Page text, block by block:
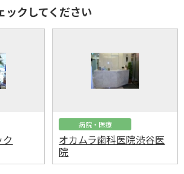
ックしてください
病院・医療
オカムラ歯科医院渋谷医
院